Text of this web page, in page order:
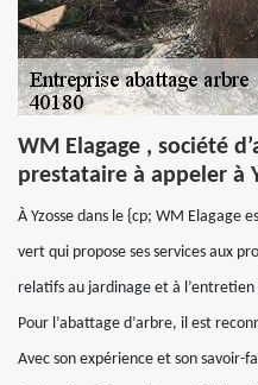
WM Elagage , société
prestataire à appeler à
À Yzosse dans le {cp; WM Elagage
vert qui propose ses services aux
relatifs au jardinage et à
Pour l’abattage d’arbre, il est
Avec son expérience et son savoir-